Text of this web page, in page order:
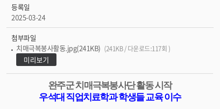
등록일
2025-03-24
첨부파일
치매극복봉사활동.jpg(241KB) (241KB / 다운로드:117회 )
미리보기
완주군 치매극복봉사단 활동 시작
우석대 직업치료학과 학생들 교육 이수